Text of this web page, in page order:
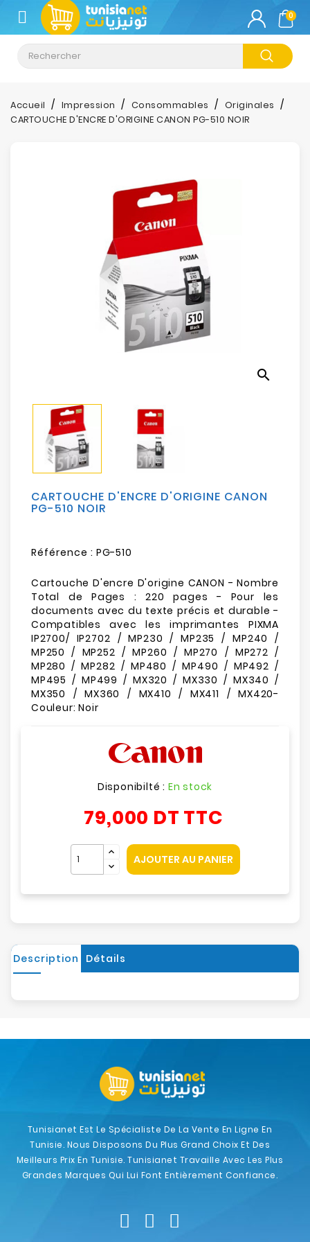
CATÉGORIE
Climatisation
Informatique
Sécurité
Mobilités
0
Accueil Impression Consommables
Originales
CARTOUCHE D'ENCRE D'ORIGINE CANON PG-510 NOIR
search
CARTOUCHE D'ENCRE D'ORIGINE CANON
PG-510 NOIR
Référence : PG-510
Cartouche D'encre D'origine CANON - Nombre
Total de Pages : 220 pages - Pour les
documents avec du texte précis et durable -
Compatibles avec les imprimantes PIXMA
IP2700/ IP2702 / MP230 / MP235 / MP240 /
MP250 / MP252 / MP260 / MP270 / MP272 /
MP280 / MP282 / MP480 / MP490 / MP492 /
MP495 / MP499 / MX320 / MX330 / MX340 /
MX350 / MX360 / MX410 / MX411 / MX420-
Couleur: Noir
Disponibilté : En stock
79,000 DT TTC
AJOUTER AU PANIER
Description Détails
Tunisianet Est Le Spécialiste De La Vente En Ligne En
Tunisie. Nous Disposons Du Plus Grand Choix Et Des
Meilleurs Prix En Tunisie. Tunisianet Travaille Avec Les Plus
Grandes Marques Qui Lui Font Entièrement Confiance.